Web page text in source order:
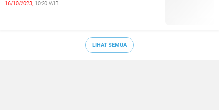
16/10/2023, 10:20 WIB
LIHAT SEMUA